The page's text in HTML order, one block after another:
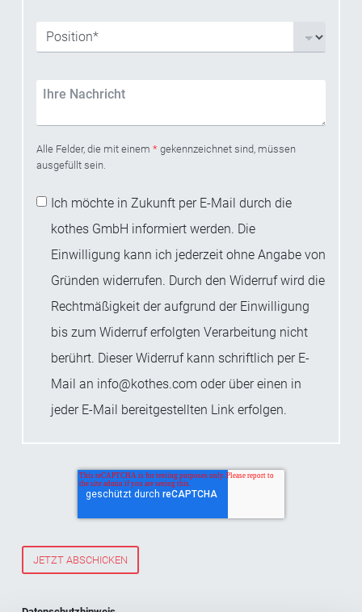
Alle Felder, die mit einem * gekennzeichnet sind, müssen
ausgefüllt sein.
Ich möchte in Zukunft per E-Mail durch die
kothes GmbH informiert werden. Die
Einwilligung kann ich jederzeit ohne Angabe von
Gründen widerrufen. Durch den Widerruf wird die
Rechtmäßigkeit der aufgrund der Einwilligung
bis zum Widerruf erfolgten Verarbeitung nicht
berührt. Dieser Widerruf kann schriftlich per E-
Mail an info@kothes.com oder über einen in
jeder E-Mail bereitgestellten Link erfolgen.